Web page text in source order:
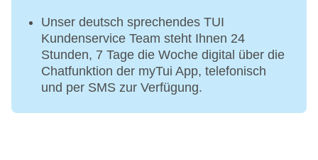
Unser deutsch sprechendes TUI
Kundenservice Team steht Ihnen 24
Stunden, 7 Tage die Woche digital über die
Chatfunktion der myTui App, telefonisch
und per SMS zur Verfügung.